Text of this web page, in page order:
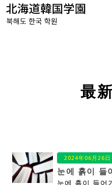
最
2024年06月26日
눈에 흙이 들
눈에 흙이 들